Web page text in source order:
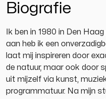
Biografie
Ik ben in 1980 in Den
aan heb ik een
laat mij inspireren door
de natuur, maar ook door
uit mijzelf via kunst,
programmatuur. Na mijn